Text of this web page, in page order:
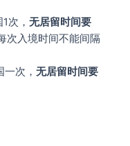
次， 无居留时间要
次入境时间不能间隔
次， 无居留时间要